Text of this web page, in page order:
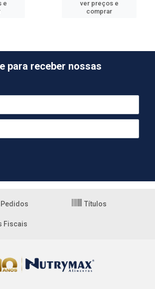
e
ver preços e
comprar
para receber nossas
Títulos
Fiscais